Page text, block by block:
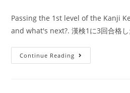
and
classic
expressions
Passing the 1st level of the Kanji
and what's next?. 漢検1に3回合格し
Continue Reading
the